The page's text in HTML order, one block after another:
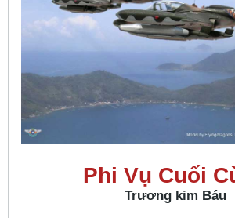
Phi Vụ Cuối
Trương kim Báu